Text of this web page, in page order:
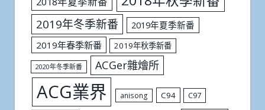
2019年冬季新番
2019年夏季新番
2019年春季新番
2019年秋季新番
2020年冬季新番 ACGer雜燴所
ACG業界 anisong C94 C97